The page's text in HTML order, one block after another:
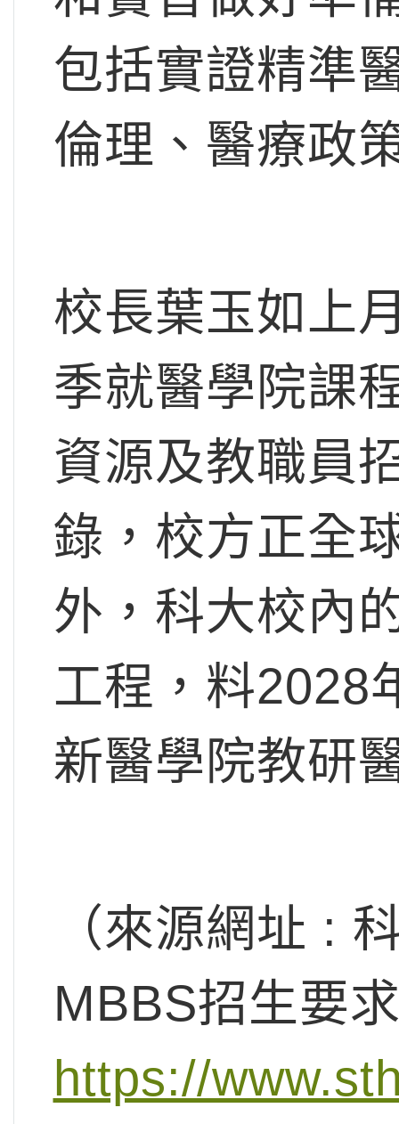
包括實證精準
倫理、醫療政
校長葉玉如上
季就醫學院課
資源及教職員
錄，校方正全
外，科大校內
工程，料2028
新醫學院教研
（來源網址 :
MBBS招生要
https://